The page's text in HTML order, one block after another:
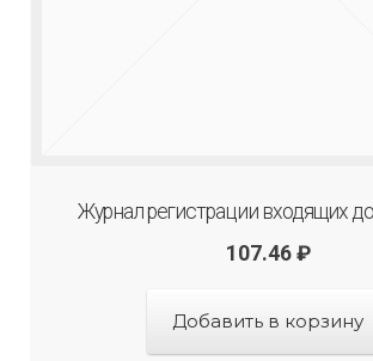
Журнал регистрации входящих
107.46 ₽
Добавить в корзину